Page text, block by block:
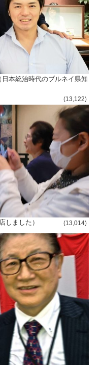
本統治時代のブルネイ県知
(13,122)
しました） (13,014)